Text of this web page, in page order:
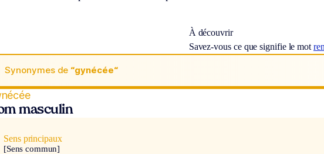
À découvrir
Savez-vous ce que signifie le mot
Synonymes de “gynécée“
masculin
Sens principaux
[Sens commun]